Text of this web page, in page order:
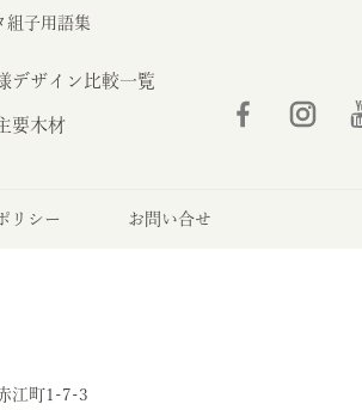
組子用語集
デザイン比較一覧
要木材
リシー お問い合せ
江町1-7-3